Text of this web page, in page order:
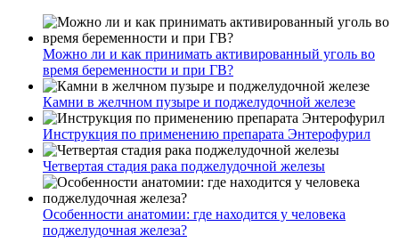
Можно ли и как принимать активированный уголь во
время беременности и при ГВ?
Камни в желчном пузыре и поджелудочной железе
Инструкция по применению препарата Энтерофурил
Четвертая стадия рака поджелудочной железы
Особенности анатомии: где находится у человека
поджелудочная железа?